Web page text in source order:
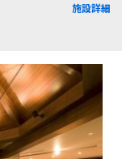
施設詳細